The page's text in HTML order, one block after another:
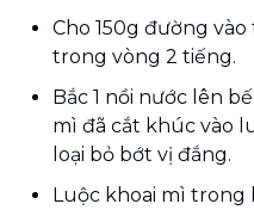
Cho 150g đường
trong vòng 2 tiếng.
Bắc 1 nồi nước lên
mì đã cắt khúc vào
loại bỏ bớt vị đắng.
Luộc khoai mì